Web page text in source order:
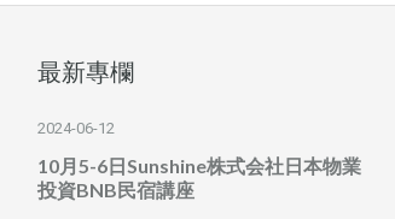
最新專欄
2024-06-12
10月5-6日Sunshine株式会社日本物業
投資BNB民宿講座